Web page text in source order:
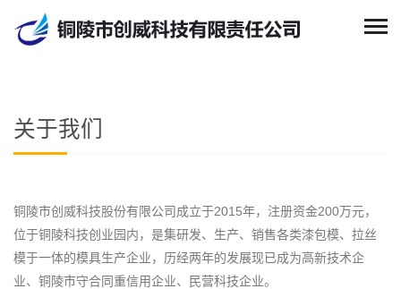
关于我们
铜陵市创威科技股份有限公司成立于2015年，注册资金200万元，
位于铜陵科技创业园内，是集研发、生产、销售各类漆包模、拉丝
模于一体的模具生产企业，历经两年的发展现已成为高新技术企
业、铜陵市守合同重信用企业、民营科技企业。